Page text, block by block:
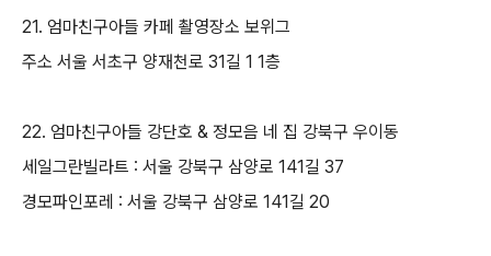
21. 엄마친구아들 카페 촬영장소 보위그
주소 서울 서초구 양재천로 31길 1 1층
22. 엄마친구아들 강단호 & 정모음 네 집 강북구 우이동
세일그란빌라트 : 서울 강북구 삼양로 141길 37
경모파인포레 : 서울 강북구 삼양로 141길 20